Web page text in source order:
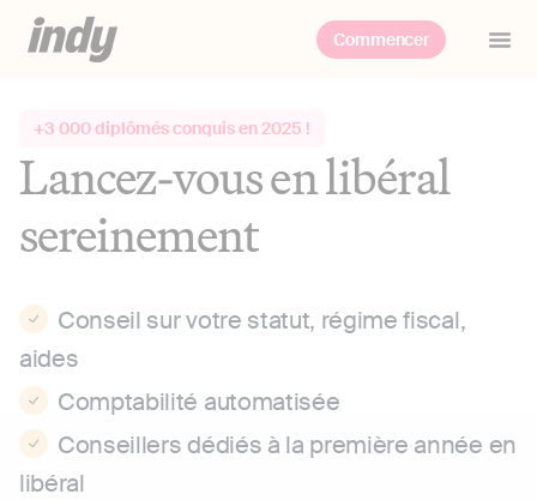
Commencer
+3 000 diplômés conquis en 2025 !
Lancez-vous en libéral
sereinement
Conseil sur votre statut, régime fiscal,
aides
Comptabilité automatisée
Conseillers dédiés à la première année en
libéral